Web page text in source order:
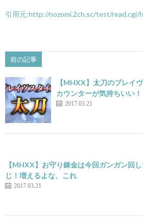
引用元:http://nozomi.2ch.sc/test/
前の記事
【MHXX】太刀のブレイ
カウンターが気持ちいい！
2017.03.21
【MHXX】お守り錬金は今回ガンガン回
じ！増えるよな、これ
2017.03.21